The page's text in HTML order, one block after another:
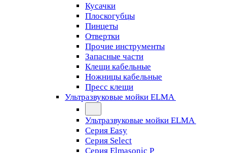
Кусачки
Плоскогубцы
Пинцеты
Отвертки
Прочие инструменты
Запасные части
Клещи кабельные
Ножницы кабельные
Пресс клещи
Ультразвуковые мойки ELMA
Ультразвуковые мойки ELMA
Серия Easy
Серия Select
Серия Elmasonic P